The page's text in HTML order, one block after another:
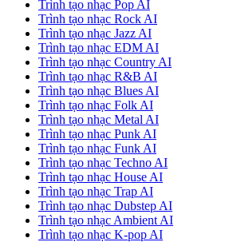
Trình tạo nhạc Pop AI
Trình tạo nhạc Rock AI
Trình tạo nhạc Jazz AI
Trình tạo nhạc EDM AI
Trình tạo nhạc Country AI
Trình tạo nhạc R&B AI
Trình tạo nhạc Blues AI
Trình tạo nhạc Folk AI
Trình tạo nhạc Metal AI
Trình tạo nhạc Punk AI
Trình tạo nhạc Funk AI
Trình tạo nhạc Techno AI
Trình tạo nhạc House AI
Trình tạo nhạc Trap AI
Trình tạo nhạc Dubstep AI
Trình tạo nhạc Ambient AI
Trình tạo nhạc K-pop AI